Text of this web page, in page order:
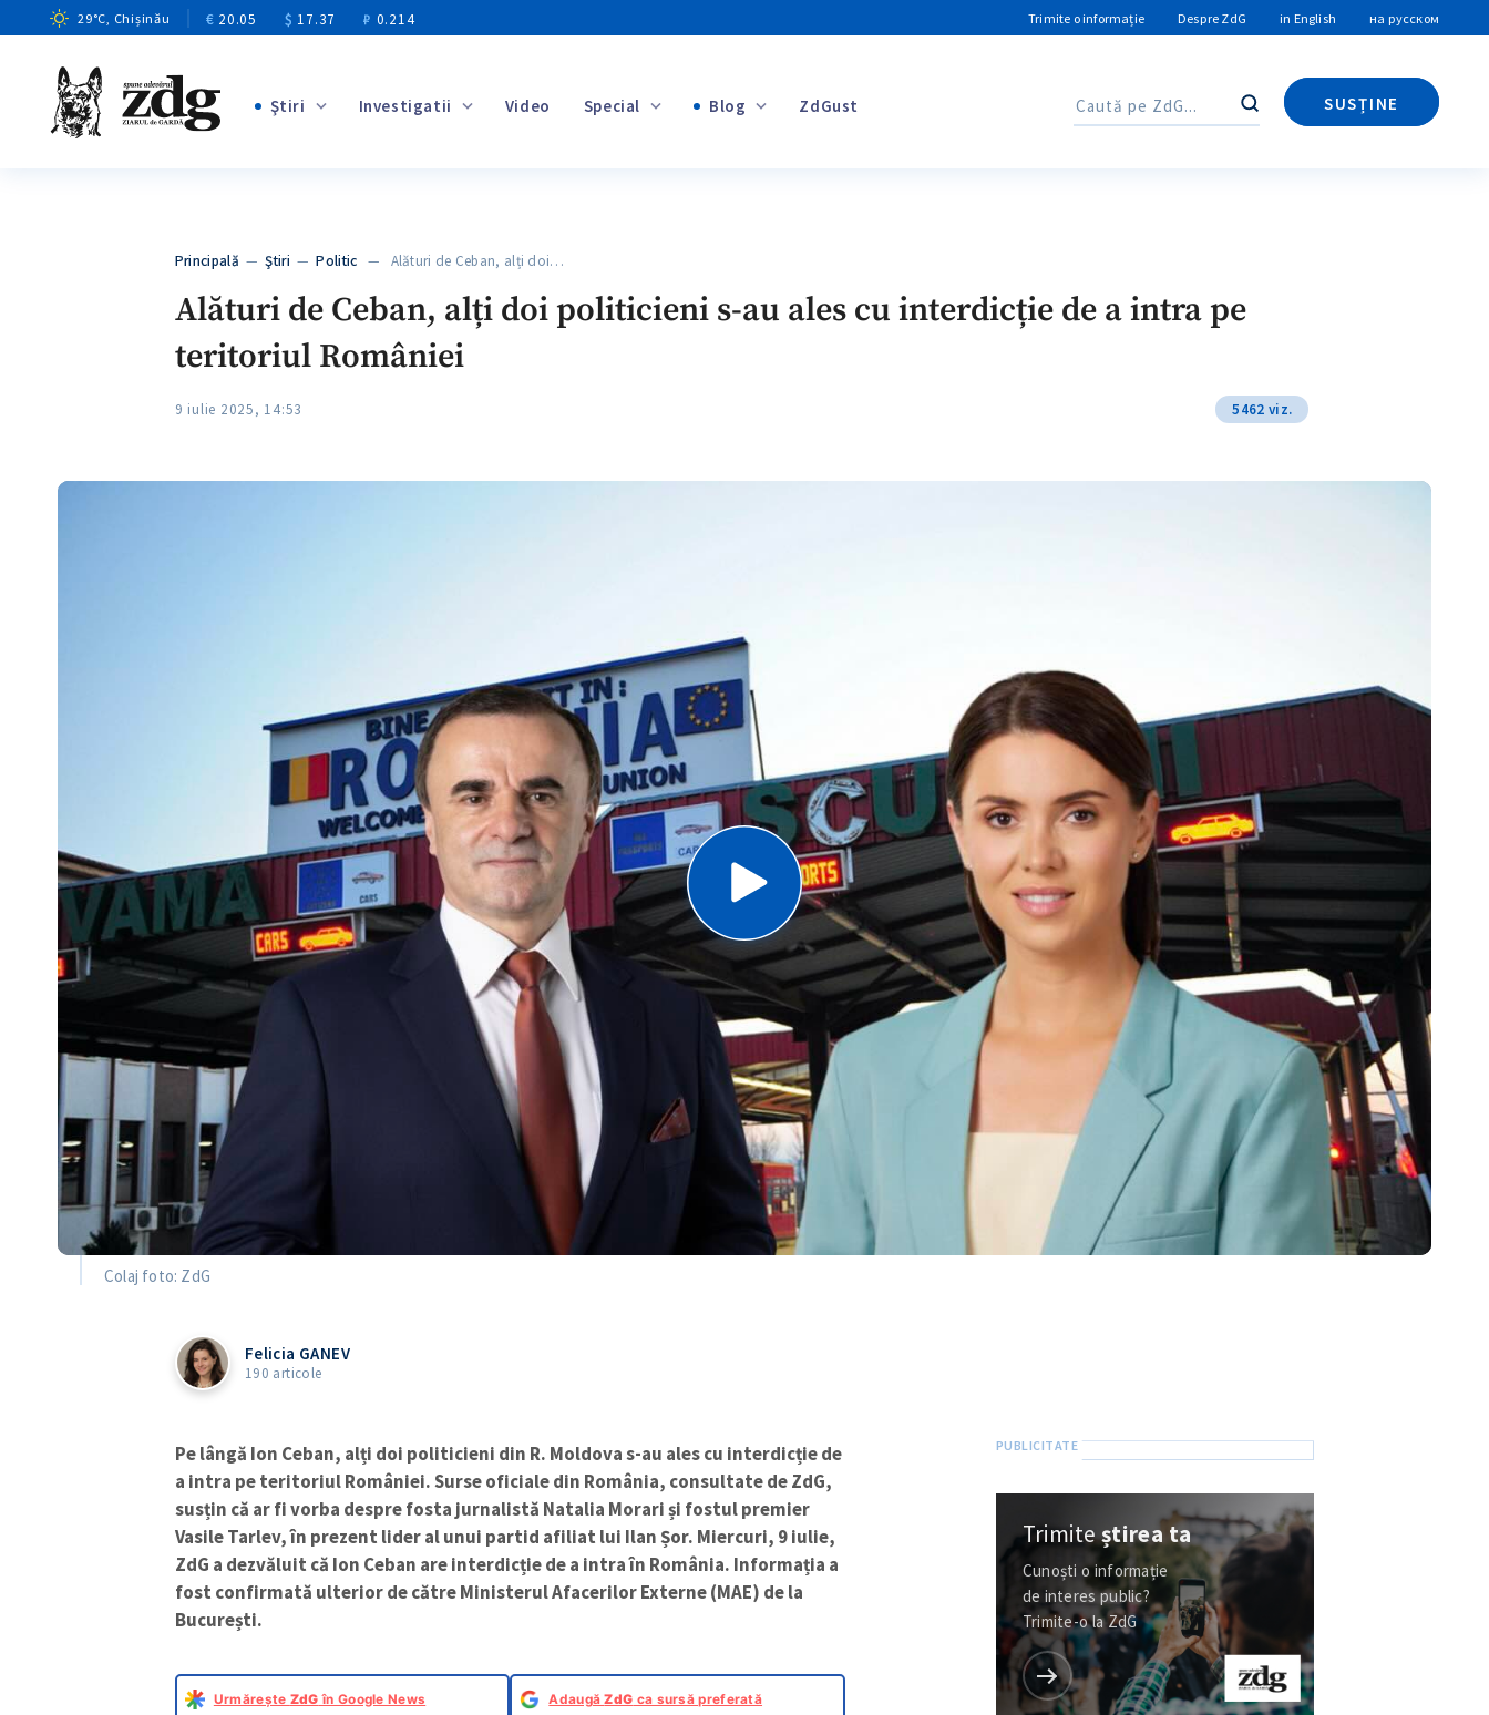
29°C, Chișinău € 20.05 $ 17.37 ₽ 0.214 Trimite o informație Despre ZdG in English на русском
Ştiri Investigatii Video Special Blog ZdGust Caută
SUSȚINE
Caută
Principală —Ştiri —Politic — Alături de Ceban, alți doi…
Alături de Ceban, alți doi politicieni s-au ales cu interdicție de a intra pe
teritoriul României
9 iulie 2025, 14:53 5462 viz.
Colaj foto: ZdG
Felicia GANEV
190 articole
Pe lângă Ion Ceban, alți doi politicieni din R. Moldova s-au ales cu interdicție de
a intra pe teritoriul României. Surse oficiale din România, consultate de ZdG,
susțin că ar fi vorba despre fosta jurnalistă Natalia Morari și fostul premier
Vasile Tarlev, în prezent lider al unui partid afiliat lui Ilan Șor. Miercuri, 9 iulie,
ZdG a dezvăluit că Ion Ceban are interdicție de a intra în România. Informația a
fost confirmată ulterior de către Ministerul Afacerilor Externe (MAE) de la
București.
Urmărește ZdG în Google News AdaugăZdG ca sursă preferată
Trimiteștirea ta
Cunoști o informație
de interes public?
Trimite-o la ZdG